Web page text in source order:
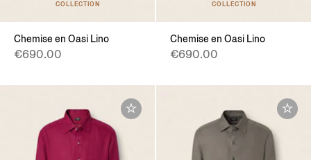
COLLECTION
Chemise en Oasi Lino
€690.00
COLLECTION
Chemise en Oasi Lino
€690.00